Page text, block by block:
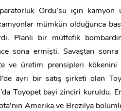
Ordu’su için kamyon
mümkün olduğunca
Planlı bir müttefik
sona ermişti. Savaştan
ve üretim prensipleri
ayrı bir satış şirketi olan
Toyopet bayi zinciri kuruldu.
Amerika ve Brezilya